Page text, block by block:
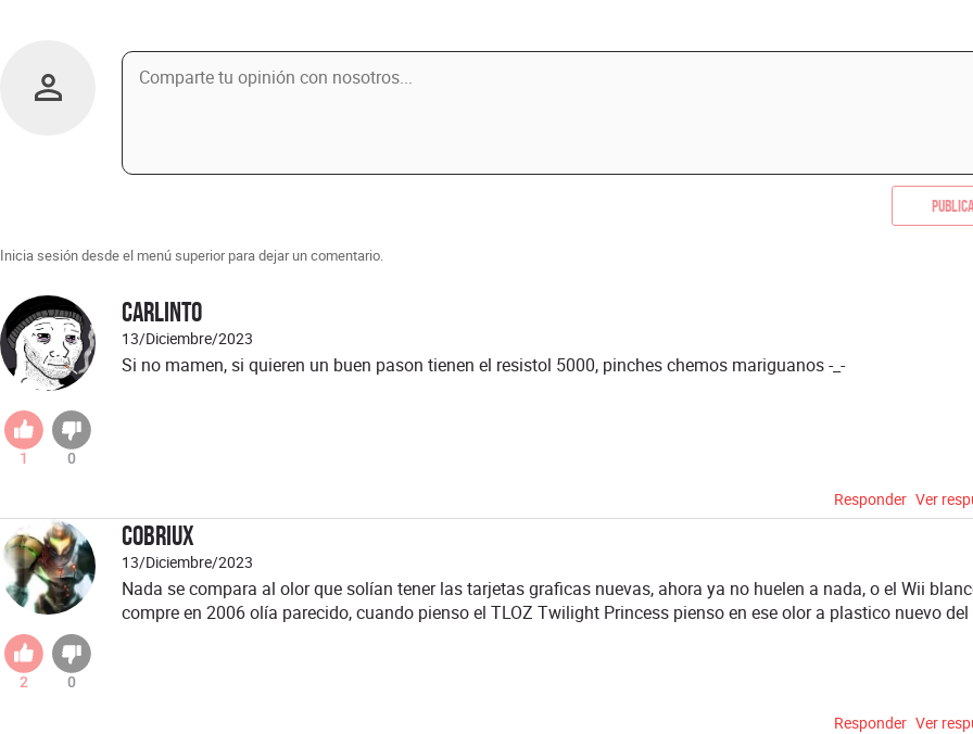
Inicia sesión desde el menú superior para dejar un comentario.
Carlinto
13/Diciembre/2023
1 0
Si no mamen, si quieren un buen pason tienen el resistol 5000, pinches chemos mariguanos -_-
Responder Ver
Cobriux
13/Diciembre/2023
2 0
Nada se compara al olor que solían tener las tarjetas graficas nuevas, ahora ya no huelen a nada, o el Wii
compre en 2006 olía parecido, cuando pienso el TLOZ Twilight Princess pienso en ese olor a plastico nuevo del
Responder Ver